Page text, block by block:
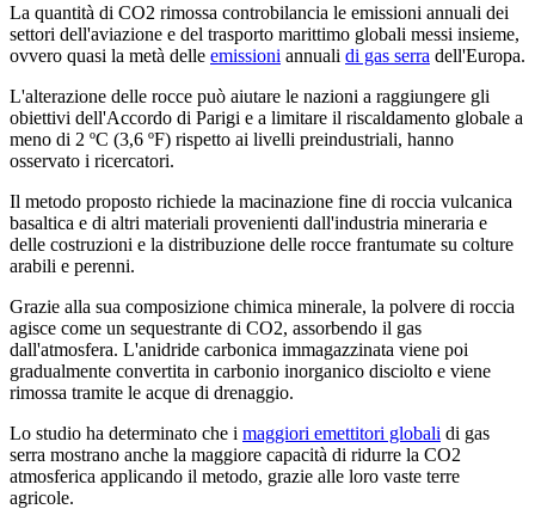
La quantità di CO2 rimossa controbilancia le emissioni annuali dei
settori dell'aviazione e del trasporto marittimo globali messi insieme,
ovvero quasi la metà delle emissioni annuali di gas serra dell'Europa.
L'alterazione delle rocce può aiutare le nazioni a raggiungere gli
obiettivi dell'Accordo di Parigi e a limitare il riscaldamento globale a
meno di 2 ºC (3,6 ºF) rispetto ai livelli preindustriali, hanno
osservato i ricercatori.
Il metodo proposto richiede la macinazione fine di roccia vulcanica
basaltica e di altri materiali provenienti dall'industria mineraria e
delle costruzioni e la distribuzione delle rocce frantumate su colture
arabili e perenni.
Grazie alla sua composizione chimica minerale, la polvere di roccia
agisce come un sequestrante di CO2, assorbendo il gas
dall'atmosfera. L'anidride carbonica immagazzinata viene poi
gradualmente convertita in carbonio inorganico disciolto e viene
rimossa tramite le acque di drenaggio.
Lo studio ha determinato che i maggiori emettitori globali di gas
serra mostrano anche la maggiore capacità di ridurre la CO2
atmosferica applicando il metodo, grazie alle loro vaste terre
agricole.